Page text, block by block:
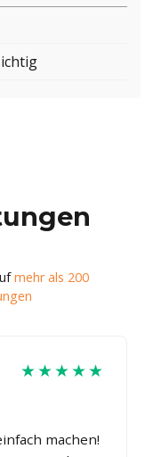
mehr als 200
★★★★★
machen!